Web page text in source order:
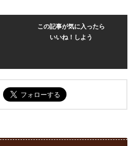
この記事が気に入ったら
いいね！しよう